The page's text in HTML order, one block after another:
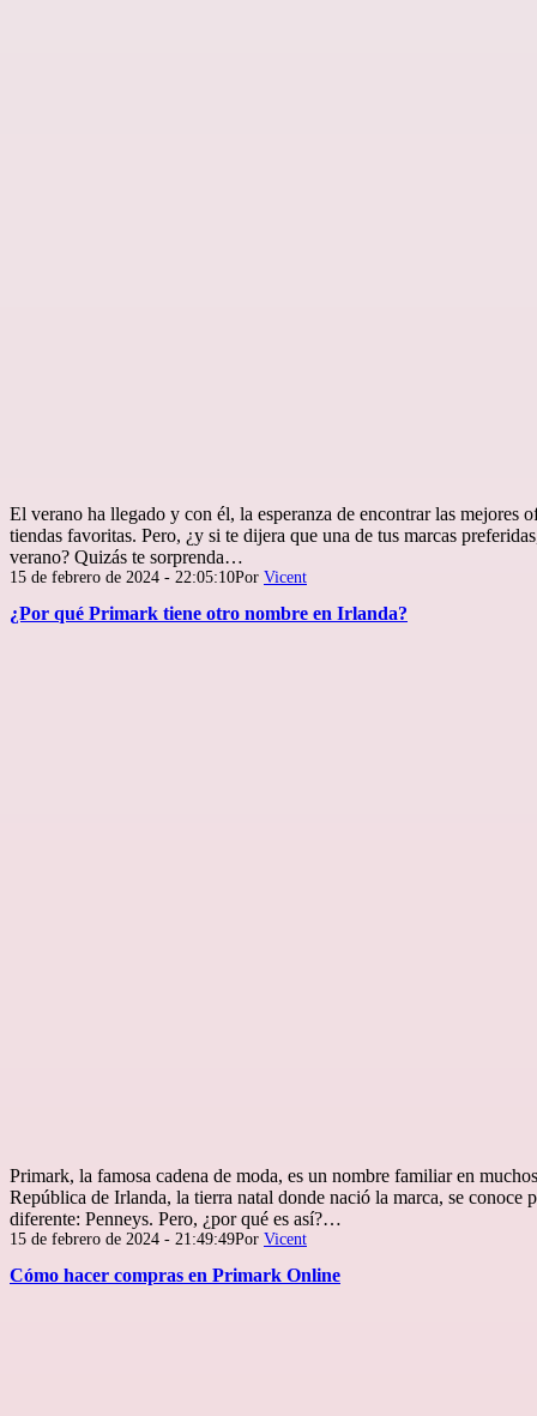
El verano ha llegado y con él, la esperanza de encontrar las mejores
tiendas favoritas. Pero, ¿y si te dijera que una de tus marcas
verano? Quizás te sorprenda…
Publicada
15 de febrero de 2024 - 22:05:10Por Vicent
¿Por qué Primark tiene otro nombre en Irlanda?
Primark, la famosa cadena de moda, es un nombre familiar en
República de Irlanda, la tierra natal donde nació la marca, se conoce
diferente: Penneys. Pero, ¿por qué es así?…
Publicada
15 de febrero de 2024 - 21:49:49Por Vicent
Cómo hacer compras en Primark Online